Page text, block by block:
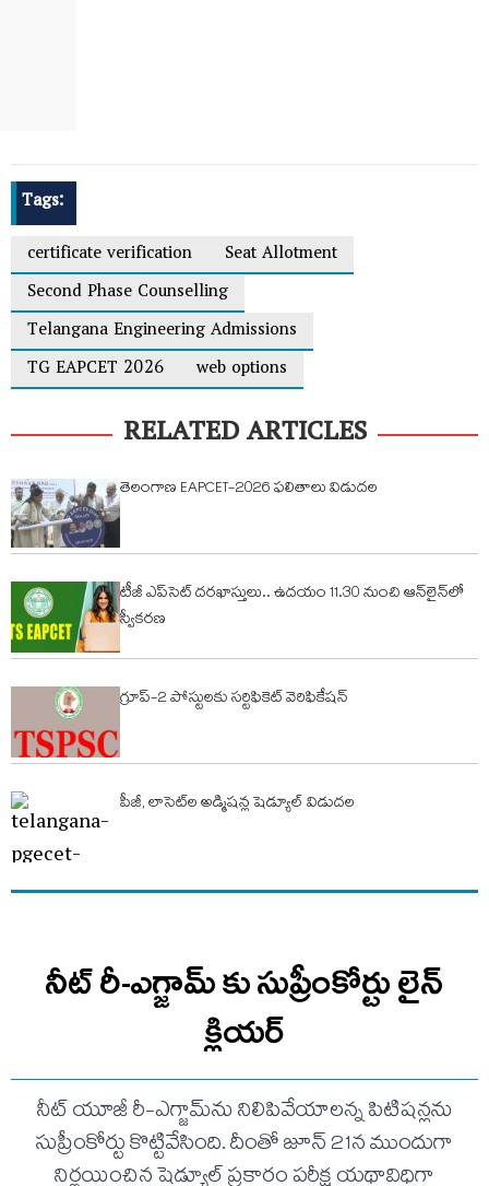
Tags:
certificate verification
Seat Allotment
Second Phase Counselling
Telangana Engineering Admissions
TG EAPCET 2026
web options
RELATED ARTICLES
తెలంగాణ EAPCET-2026 ఫలితాలు విడుదల
టీజీ ఎప్‌సెట్ ద‌ర‌ఖాస్తులు.. ఉద‌యం 11.30 నుంచి ఆన్‌లైన్‌లో
స్వీక‌ర‌ణ‌
గ్రూప్-2 పోస్టులకు సర్టిఫికెట్ వెరిఫికేషన్
పీజీ, లాసెట్‌ల అడ్మిషన్ల షెడ్యూల్ విడుదల
నీట్‌ రీ-ఎగ్జామ్‌ కు సుప్రీంకోర్టు లైన్
క్లియర్
నీట్ యూజీ రీ-ఎగ్జామ్‌ను నిలిపివేయాలన్న పిటిషన్లను
సుప్రీంకోర్టు కొట్టివేసింది. దీంతో జూన్ 21న ముందుగా
నిర్ణయించిన షెడ్యూల్ ప్రకారం పరీక్ష యథావిధిగా